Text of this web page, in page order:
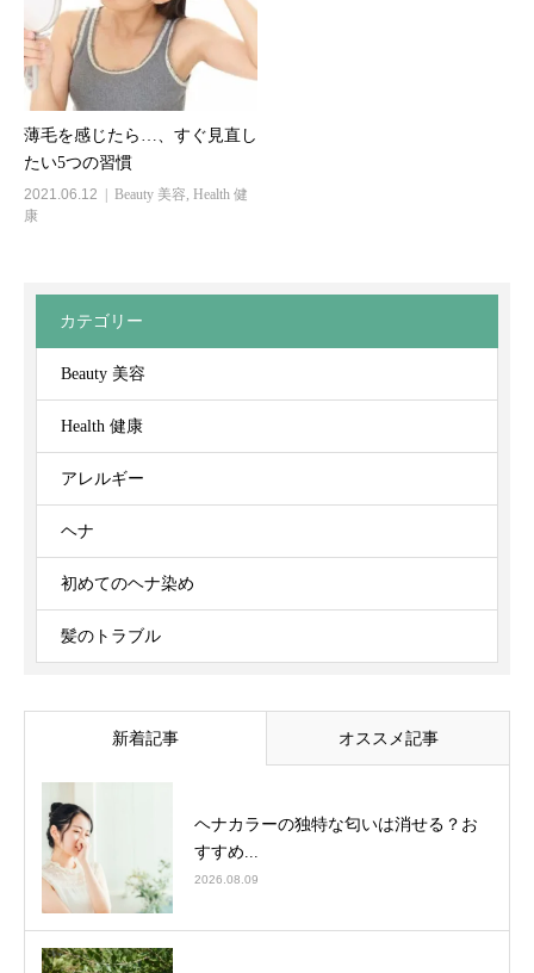
薄毛を感じたら…、すぐ見直し
たい5つの習慣
2021.06.12 Beauty 美容, Health 健
康
カテゴリー
Beauty 美容
Health 健康
アレルギー
ヘナ
初めてのヘナ染め
髪のトラブル
新着記事 オススメ記事
ヘナカラーの独特な匂いは消せる？お
すすめ...
2026.08.09